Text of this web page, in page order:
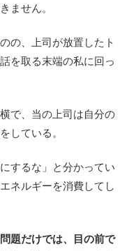
ません。
の、上司が放置したト
を取る末端の私に回っ
で、当の上司は自分の
している。
するな」と分かってい
ネルギーを消費してし
題だけでは、目の前で